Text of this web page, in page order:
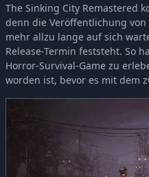
The Sinking City Remastered
denn die Veröffentlichung von
mehr allzu lange auf sich
Release-Termin feststeht. So
Horror-Survival-Game zu
worden ist, bevor es mit dem